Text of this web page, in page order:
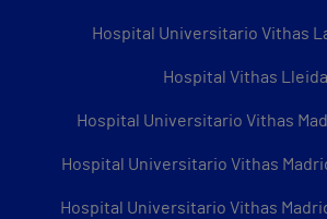
Hospital Universitario Vithas
Hospital Vithas Lleida
Hospital Universitario Vithas
Hospital Universitario Vithas
Hospital Universitario Vithas